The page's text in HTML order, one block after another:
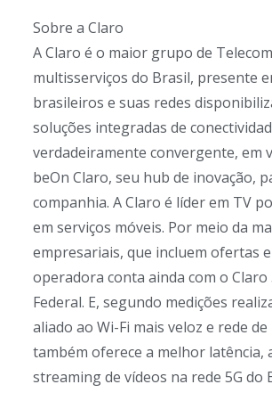
Sobre a Claro
A Claro é o maior grupo de
multisserviços do Brasil, presente
brasileiros e suas redes
soluções integradas de
verdadeiramente convergente, em
beOn Claro, seu hub de inovação,
companhia. A Claro é líder em TV
em serviços móveis. Por meio da
empresariais, que incluem ofertas
operadora conta ainda com o
Federal. E, segundo medições
aliado ao Wi-Fi mais veloz e rede
também oferece a melhor latência,
streaming de vídeos na rede 5G do